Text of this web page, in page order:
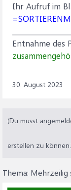
Ihr Aufruf im
Entnahme des
30. August 2023
(Du musst
erstellen zu
Thema: Mehrzeilig